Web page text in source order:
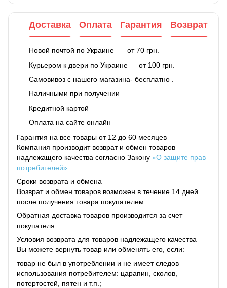
Доставка Оплата Гарантия Возврат
Новой почтой по Украине — от 70 грн.
Курьером к двери по Украине — от 100 грн.
Самовивоз с нашего магазина- бесплатно .
Наличными при получении
Кредитной картой
Оплата на сайте онлайн
Гарантия на все товары от 12 до 60 месяцев
Компания производит возврат и обмен товаров
надлежащего качества согласно Закону «О защите прав
потребителей»
Сроки возврата и обмена
Возврат и обмен товаров возможен в течение 14 дней
после получения товара покупателем.
Обратная доставка товаров производится за счет
покупателя.
Условия возврата для товаров надлежащего качества
Вы можете вернуть товар или обменять его, если:
товар не был в употреблении и не имеет следов
использования потребителем: царапин, сколов,
потертостей, пятен и т.п.;